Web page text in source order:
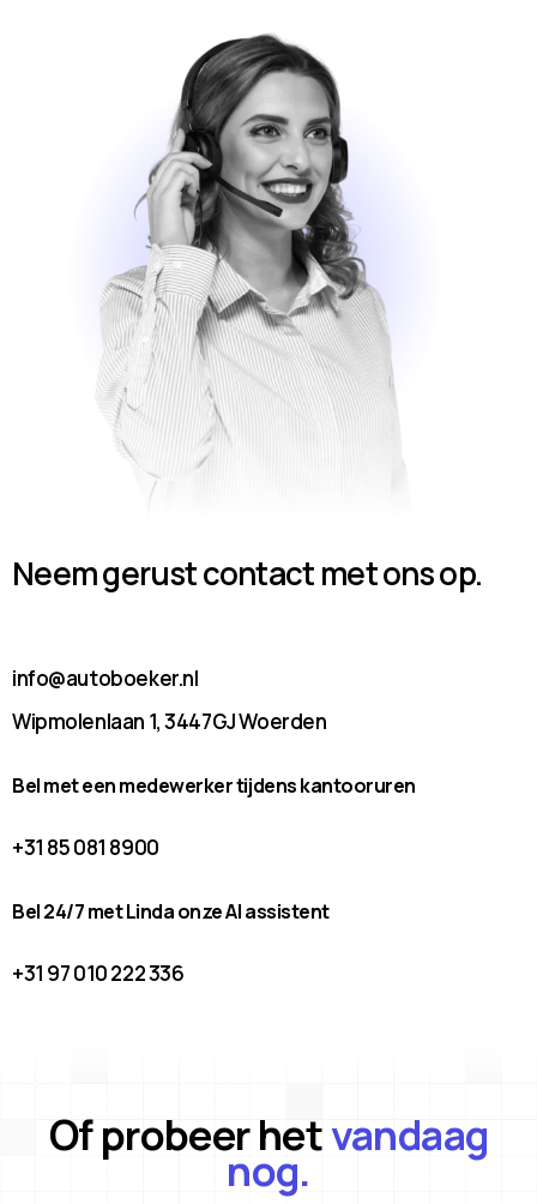
Neem gerust contact met ons op.
info@autoboeker.nl
Wipmolenlaan 1, 3447GJ Woerden
Bel met een medewerker tijdens kantooruren
+31 85 081 8900
Bel 24/7 met Linda onze AI assistent
+31 97 010 222 336
Of probeer hetvandaag
nog.